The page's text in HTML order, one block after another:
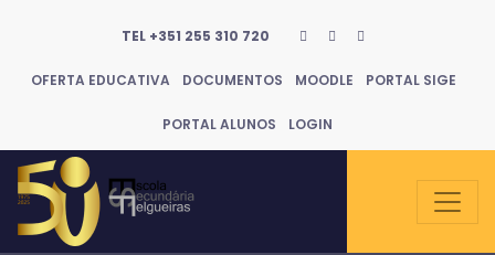
TEL +351 255 310 720
OFERTA EDUCATIVA DOCUMENTOS MOODLE PORTAL SIGE
PORTAL ALUNOS LOGIN